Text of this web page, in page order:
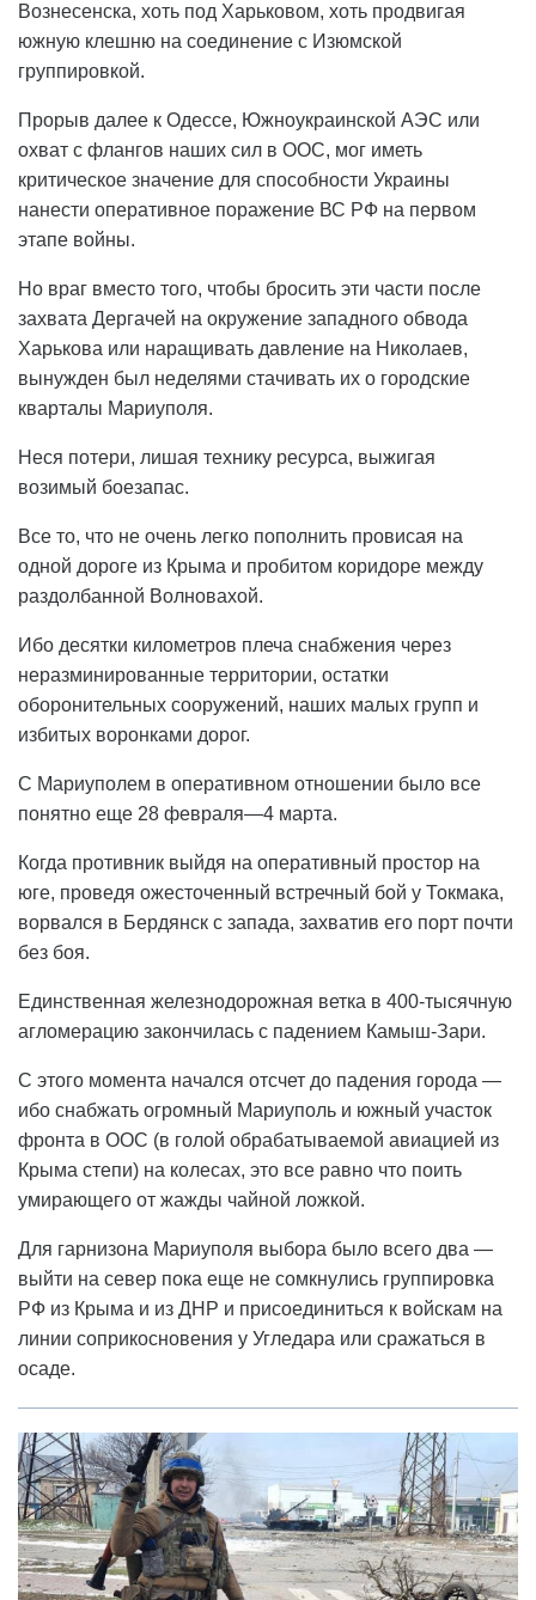
Вознесенска, хоть под Харьковом, хоть продвигая
южную клешню на соединение с Изюмской
группировкой.
Прорыв далее к Одессе, Южноукраинской АЭС или
охват с флангов наших сил в ООС, мог иметь
критическое значение для способности Украины
нанести оперативное поражение ВС РФ на первом
этапе войны.
Но враг вместо того, чтобы бросить эти части после
захвата Дергачей на окружение западного обвода
Харькова или наращивать давление на Николаев,
вынужден был неделями стачивать их о городские
кварталы Мариуполя.
Неся потери, лишая технику ресурса, выжигая
возимый боезапас.
Все то, что не очень легко пополнить провисая на
одной дороге из Крыма и пробитом коридоре между
раздолбанной Волновахой.
Ибо десятки километров плеча снабжения через
неразминированные территории, остатки
оборонительных сооружений, наших малых групп и
избитых воронками дорог.
С Мариуполем в оперативном отношении было все
понятно еще 28 февраля—4 марта.
Когда противник выйдя на оперативный простор на
юге, проведя ожесточенный встречный бой у Токмака,
ворвался в Бердянск с запада, захватив его порт почти
без боя.
Единственная железнодорожная ветка в 400-тысячную
агломерацию закончилась с падением Камыш-Зари.
С этого момента начался отсчет до падения города —
ибо снабжать огромный Мариуполь и южный участок
фронта в ООС (в голой обрабатываемой авиацией из
Крыма степи) на колесах, это все равно что поить
умирающего от жажды чайной ложкой.
Для гарнизона Мариуполя выбора было всего два —
выйти на север пока еще не сомкнулись группировка
РФ из Крыма и из ДНР и присоединиться к войскам на
линии соприкосновения у Угледара или сражаться в
осаде.